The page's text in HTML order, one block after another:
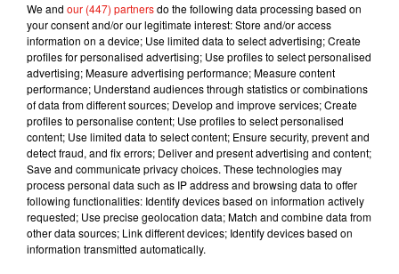
7 août 2026
Julien Lieb s’essaye à la vie de chatelain
dans son nouveau clip
7 août 2026
Madonna sort enfin le remix de « Love
Sensation » avec Kylie Minogue
Tayc et Didi B dévoilent le single le plus
We and our (447) partnersdo the following data processing based on
your consent and/or our legitimate interest: Store and/or access
information on a device; Use limited data to select advertising; Create
profiles for personalised advertising; Use profiles to select personalised
advertising; Measure advertising performance; Measure content
performance; Understand audiences through statistics or combinations
of data from different sources; Develop and improve services; Create
profiles to personalise content; Use profiles to select personalised
content; Use limited data to select content; Ensure security, prevent and
detect fraud, and fix errors; Deliver and present advertising and content;
Save and communicate privacy choices. These technologies may
process personal data such as IP address and browsing data to offer
following functionalities: Identify devices based on information actively
requested; Use precise geolocation data; Match and combine data from
other data sources; Link different devices; Identify devices based on
information transmitted automatically.